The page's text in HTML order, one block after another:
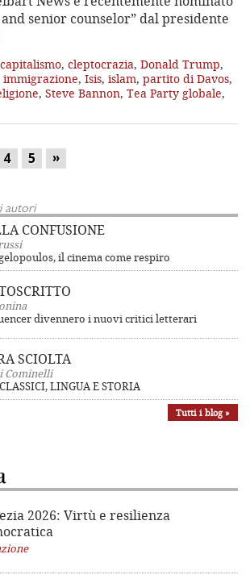
senior counselor” dal presidente
capitalismo, cleptocrazia, Donald Trump,
immigrazione, Isis, islam, partito di Davos,
, Steve Bannon, Tea Party globale,
4 5 »
autori
CONFUSIONE
il cinema come respiro
divennero i nuovi critici letterari
SCIOLTA
Cominelli
LINGUA E STORIA
Tutti i blog »
2026: Virtù e resilienza